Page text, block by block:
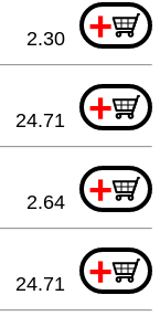
+
2.30
+
24.71
+
2.64
+
24.71